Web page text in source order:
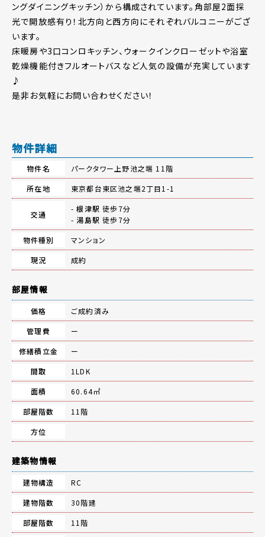
ングダイニングキッチン）から構成されています。角部屋2面採
光で開放感有り！北方向と西方向にそれぞれバルコニーがござ
います。
床暖房や3口コンロキッチン、ウォークインクローゼットや浴室
乾燥機能付きフルオートバスなど人気の設備が充実しています
♪
是非お気軽にお問い合わせください！
物件詳細
物件名
パークタワー上野池之端 11階
所在地
東京都台東区池之端2丁目1-1
交通
-根津駅 徒歩7分
- 湯島駅 徒歩7分
物件種別
マンション
現況
成約
部屋情報
価格
ご成約済み
管理費
ー
修繕積立金
ー
間取
1LDK
面積
60.64㎡
部屋階数
11階
方位
建築物情報
建物構造
RC
建物階数
30階建
部屋階数
11階